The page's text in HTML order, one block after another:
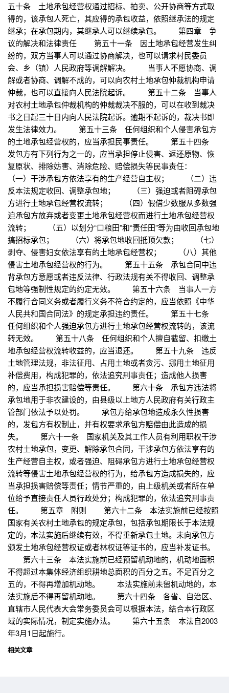
五十条 土地承包经营权通过招标、拍卖、公开协商等方式取
得的，该承包人死亡，其应得的承包收益，依照继承法的规定
继承；在承包期内，其继承人可以继续承包。 第四章 争
议的解决和法律责任 第五十一条 因土地承包经营发生纠
纷的，双方当事人可以通过协商解决，也可以请求村民委员
会、乡（镇）人民政府等调解解决。 当事人不愿协商、调
解或者协商、调解不成的，可以向农村土地承包仲裁机构申请
仲裁，也可以直接向人民法院起诉。 第五十二条 当事人
对农村土地承包仲裁机构的仲裁裁决不服的，可以在收到裁决
书之日起三十日内向人民法院起诉。逾期不起诉的，裁决书即
发生法律效力。 第五十三条 任何组织和个人侵害承包方
的土地承包经营权的，应当承担民事责任。 第五十四条
发包方有下列行为之一的，应当承担停止侵害、返还原物、恢
复原状、排除妨害、消除危险、赔偿损失等民事责任：
（一）干涉承包方依法享有的生产经营自主权； （二）违
反本法规定收回、调整承包地； （三）强迫或者阻碍承包
方进行土地承包经营权流转； （四）假借少数服从多数强
迫承包方放弃或者变更土地承包经营权而进行土地承包经营权
流转； （五）以划分“口粮田”和“责任田”等为由收回承包地
搞招标承包； （六）将承包地收回抵顶欠款； （七）
剥夺、侵害妇女依法享有的土地承包经营权； （八）其他
侵害土地承包经营权的行为。 第五十五条 承包合同中违
背承包方意愿或者违反法律、行政法规有关不得收回、调整承
包地等强制性规定的约定无效。 第五十六条 当事人一方
不履行合同义务或者履行义务不符合约定的，应当依照《中华
人民共和国合同法》的规定承担违约责任。 第五十七条
任何组织和个人强迫承包方进行土地承包经营权流转的，该流
转无效。 第五十八条 任何组织和个人擅自截留、扣缴土
地承包经营权流转收益的，应当退还。 第五十九条 违反
土地管理法规，非法征用、占用土地或者贪污、挪用土地征用
补偿费用，构成犯罪的，依法追究刑事责任；造成他人损害
的，应当承担损害赔偿等责任。 第六十条 承包方违法将
承包地用于非农建设的，由县级以上地方人民政府有关行政主
管部门依法予以处罚。 承包方给承包地造成永久性损害
的，发包方有权制止，并有权要求承包方赔偿由此造成的损
失。 第六十一条 国家机关及其工作人员有利用职权干涉
农村土地承包，变更、解除承包合同，干涉承包方依法享有的
生产经营自主权，或者强迫、阻碍承包方进行土地承包经营权
流转等侵害土地承包经营权的行为，给承包方造成损失的，应
当承担损害赔偿等责任；情节严重的，由上级机关或者所在单
位给予直接责任人员行政处分；构成犯罪的，依法追究刑事责
任。 第五章 附则 第六十二条 本法实施前已经按照
国家有关农村土地承包的规定承包，包括承包期限长于本法规
定的，本法实施后继续有效，不得重新承包土地。未向承包方
颁发土地承包经营权证或者林权证等证书的，应当补发证书。
第六十三条 本法实施前已经预留机动地的，机动地面积
不得超过本集体经济组织耕地总面积的百分之五。不足百分之
五的，不得再增加机动地。 本法实施前未留机动地的，本
法实施后不得再留机动地。 第六十四条 各省、自治区、
直辖市人民代表大会常务委员会可以根据本法，结合本行政区
域的实际情况，制定实施办法。 第六十五条 本法自2003
年3月1日起施行。
相关文章